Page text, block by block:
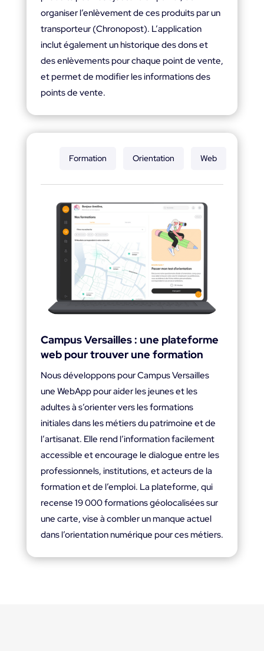
organiser l’enlèvement de ces produits par un
transporteur (Chronopost). L’application
inclut également un historique des dons et
des enlèvements pour chaque point de vente,
et permet de modifier les informations des
points de vente.
Formation Orientation Web
Campus Versailles : une plateforme
web pour trouver une formation
Nous développons pour Campus Versailles
une WebApp pour aider les jeunes et les
adultes à s’orienter vers les formations
initiales dans les métiers du patrimoine et de
l’artisanat. Elle rend l’information facilement
accessible et encourage le dialogue entre les
professionnels, institutions, et acteurs de la
formation et de l’emploi. La plateforme, qui
recense 19 000 formations géolocalisées sur
une carte, vise à combler un manque actuel
dans l’orientation numérique pour ces métiers.